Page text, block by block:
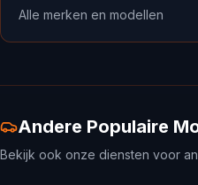
Alle merken en modellen
Andere Populaire
Bekijk ook onze diensten voor